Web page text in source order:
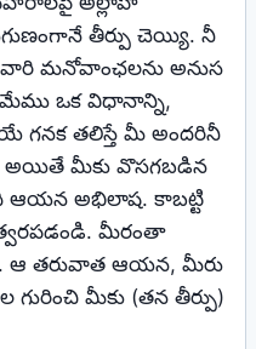
తీర్పు చెయ్యి. నీ
వారి మనోవాంఛలను అనుస
మేము ఒక విధానాన్ని,
గనక తలిస్తే మీ అందరినీ
అయితే మీకు వొసగబడిన
ఆయన అభిలాష. కాబట్టి
మీరంతా
ఆ తరువాత ఆయన, మీరు
మీకు (తన తీర్పు)